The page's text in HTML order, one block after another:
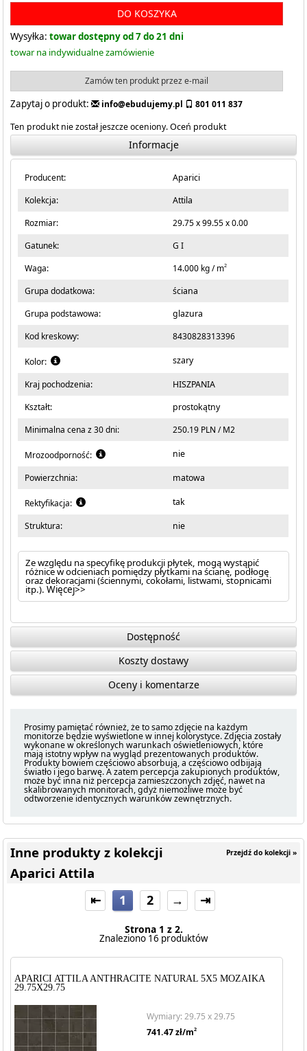
DO KOSZYKA
Wysyłka: towar dostępny od 7 do 21 dni
towar na indywidualne zamówienie
Zamów ten produkt przez e-mail
Zapytaj o produkt: info@ebudujemy.pl
801 011 837
Ten produkt nie został jeszcze oceniony.Oceń produkt
Informacje
Producent:
Aparici
Kolekcja:
Attila
Rozmiar:
29.75 x 99.55 x 0.00
Gatunek:
G I
Waga:
14.000 kg / m2
Grupa dodatkowa:
ściana
Grupa podstawowa:
glazura
Kod kreskowy:
8430828313396
Kolor: szary
Kraj pochodzenia:
HISZPANIA
Kształt:
prostokątny
Minimalna cena z 30 dni:
250.19 PLN / M2
Mrozoodporność: nie
Powierzchnia: matowa
Rektyfikacja: tak
Struktura: nie
Ze względu na specyfikę produkcji płytek, mogą wystąpić
różnice w odcieniach pomiędzy płytkami na ścianę, podłogę
oraz dekoracjami (ściennymi, cokołami, listwami, stopnicami
itp.).Więcej>>
Dostępność
Koszty dostawy
Oceny i komentarze
Prosimy pamiętać również, że to samo zdjęcie na każdym
monitorze będzie wyświetlone w innej kolorystyce. Zdjęcia zostały
wykonane w określonych warunkach oświetleniowych, które
mają istotny wpływ na wygląd prezentowanych produktów.
Produkty bowiem częściowo absorbują, a częściowo odbijają
światło i jego barwę. A zatem percepcja zakupionych produktów,
może być inna niż percepcja zamieszczonych zdjęć, nawet na
skalibrowanych monitorach, gdyż niemożliwe może być
odtworzenie identycznych warunków zewnętrznych.
Przejdź do kolekcji »
Inne produkty z kolekcji
Aparici Attila
⇤ 1 2 → ⇥
Strona 1 z 2.
Znaleziono 16 produktów
APARICI ATTILA ANTHRACITE NATURAL 5X5 MOZAIKA
29.75X29.75
Wymiary: 29.75 x 29.75
741.47zł/m2